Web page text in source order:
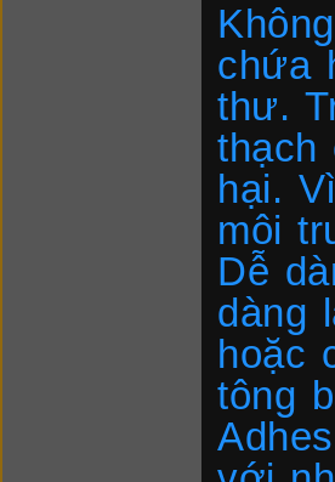
chứa
thư.
thạch
hại.
môi
Dễ
dàng
hoặc
tông